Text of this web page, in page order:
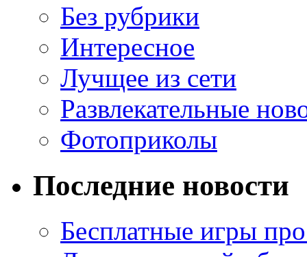
Без рубрики
Интересное
Лучщее из сети
Развлекательные
Фотоприколы
Последние новости
Бесплатные игры